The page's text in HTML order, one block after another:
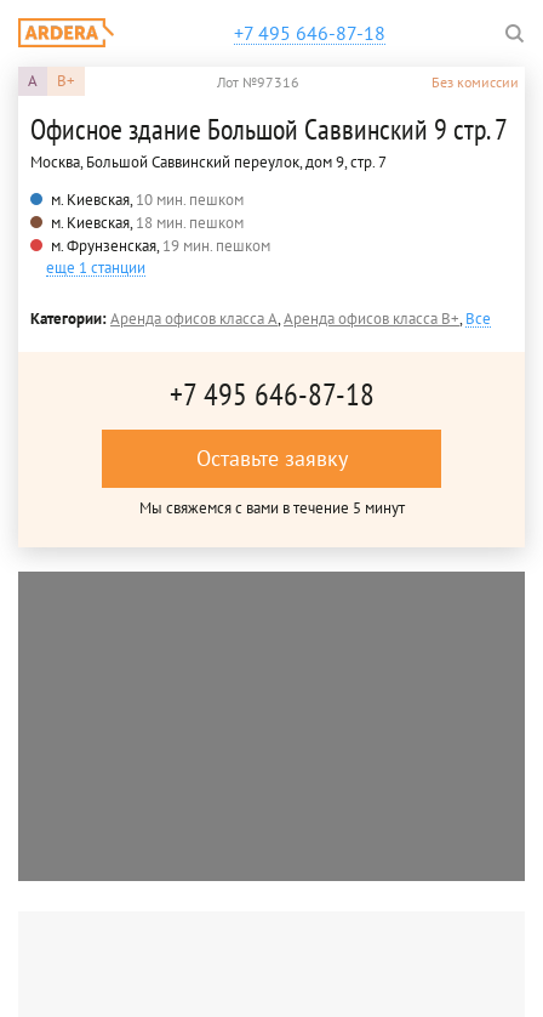
+7 495 646-87-18
A B+ Лот №97316 Без комиссии
Офисное здание Большой Саввинский 9 стр. 7
Москва, Большой Саввинский переулок, дом 9, стр. 7
м. Киевская,10 мин. пешком
м. Киевская,18 мин. пешком
м. Фрунзенская,19 мин. пешком
еще 1 станции
Категории:Аренда офисов класса A,Аренда офисов класса B+,Все
+7 495 646-87-18
Оставьте заявку
Мы свяжемся с вами в течение 5 минут